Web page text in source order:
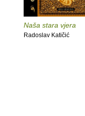
Naša stara vjera
Radoslav Katičić